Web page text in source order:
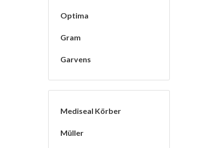
Optima
Gram
Garvens
Mediseal Körber
Müller